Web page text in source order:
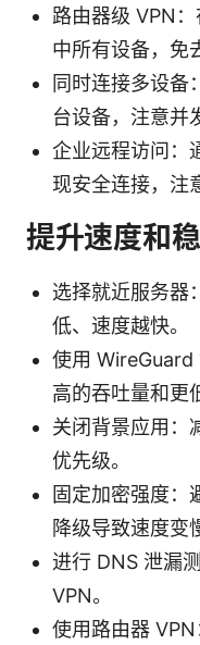
路由器级 VPN
中所有设备，免
同时连接多设备
台设备，注意并
企业远程访问：
现安全连接，注
提升速度和
选择就近服务器
低、速度越快。
使用 WireGuard
高的吞吐量和更
关闭背景应用：
优先级。
固定加密强度：
降级导致速度变
进行 DNS 泄漏
VPN。
使用路由器 VPN